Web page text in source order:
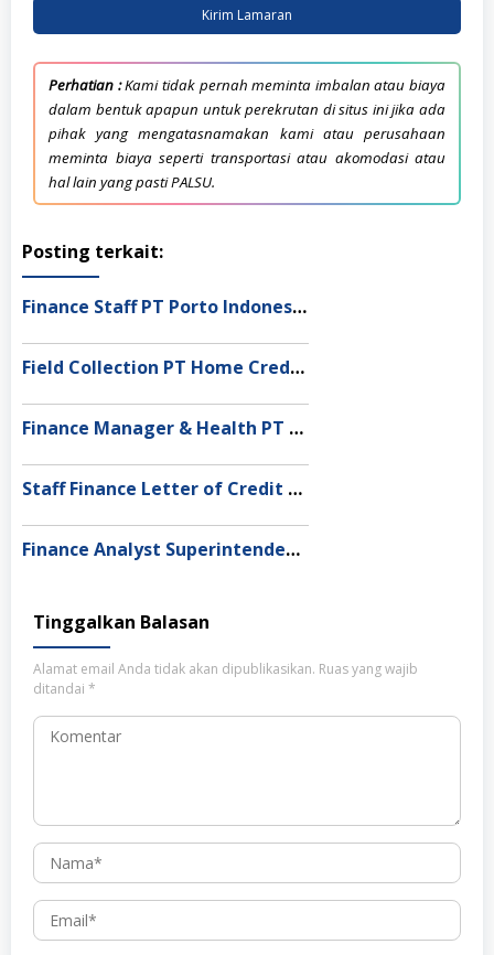
Kirim Lamaran
Perhatian :Kami tidak pernah meminta imbalan atau biaya
dalam bentuk apapun untuk perekrutan di situs ini jika ada
pihak yang mengatasnamakan kami atau perusahaan
meminta biaya seperti transportasi atau akomodasi atau
hal lain yang pasti PALSU.
Posting terkait:
Finance Staff PT Porto Indonesia Sejahtera, Jakarta Utara
Field Collection PT Home Credit Indonesia, Bengkulu
Finance Manager & Health PT Multi Pratama Wijaya, Jakarta
Staff Finance Letter of Credit PT Aplus Pacific, Jakarta
Finance Analyst Superintendent PT Pesona Khatulistiwa Nusantara, Jakarta Pusat
Tinggalkan Balasan
Alamat email Anda tidak akan dipublikasikan. Ruas yang wajib
ditandai *